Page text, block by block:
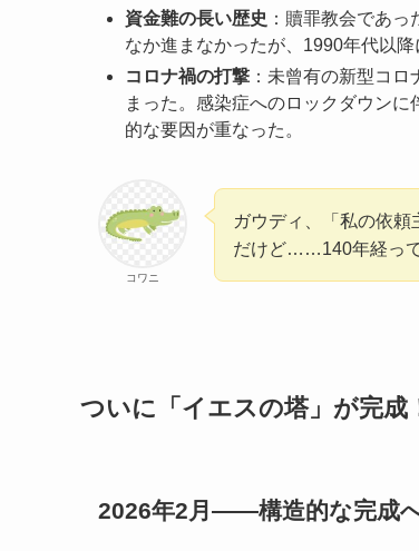
資金難の長い歴史 ：贖罪教会であ
なか進まなかったが、1990年代以
コロナ禍の打撃 ：未曾有の新型コ
まった。感染症へのロックダウン
的な要因が重なった。
コワニ
ガウディ、「私の依
だけど……140年経っ
ついに「イエスの塔」が完成
2026年2月——構造的な完成